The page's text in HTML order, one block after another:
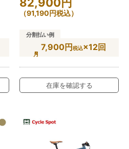
（91,190円税込）
分割払い例
7,900円税込×12回
在庫を確認する